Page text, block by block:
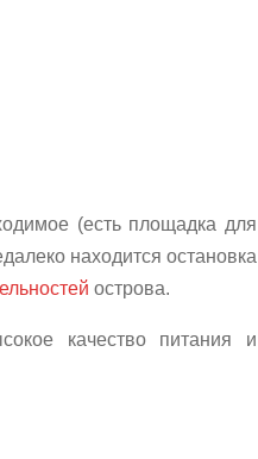
(есть площадка для
находится остановка
острова.
качество питания и